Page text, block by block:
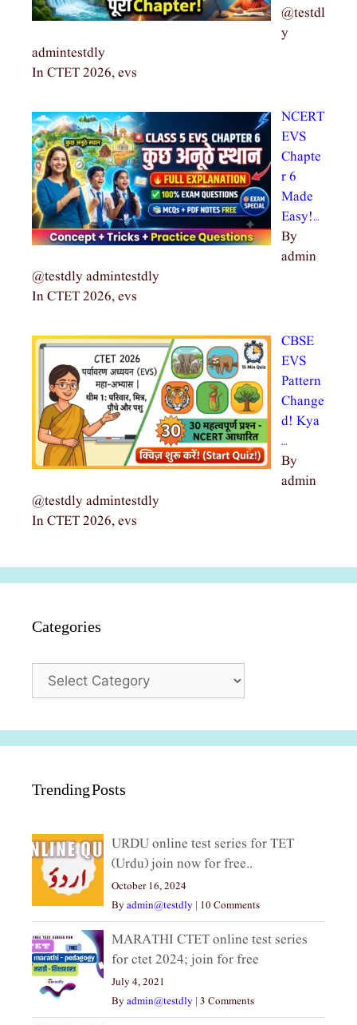
@testdl
y
admintestdly
In CTET 2026, evs
NCERT
EVS
Chapte
r 6
Made
Easy!…
By
admin
@testdly admintestdly
In CTET 2026, evs
CBSE
EVS
Pattern
Change
d! Kya
…
By
admin
@testdly admintestdly
In CTET 2026, evs
Categories
Trending Posts
URDU online test series for TET
(Urdu) join now for free..
October 16, 2024
Byadmin@testdly | 10 Comments
MARATHI CTET online test series
for ctet 2024; join for free
July 4, 2021
Byadmin@testdly | 3 Comments